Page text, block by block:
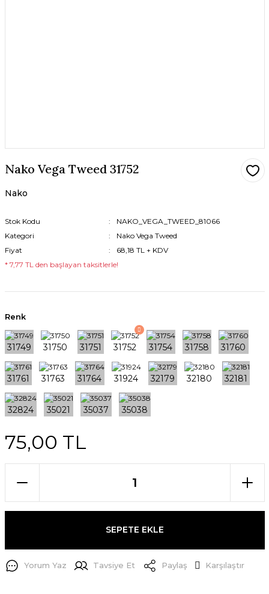
Nako Vega Tweed 31752
Nako
Stok Kodu
NAKO_VEGA_TWEED_81066
Kategori
Nako Vega Tweed
Fiyat
68,18 TL + KDV
* 7,77 TL den başlayan taksitlerle!
Renk
75,00 TL
SEPETE EKLE
Yorum Yaz Tavsiye Et Paylaş Karşılaştır